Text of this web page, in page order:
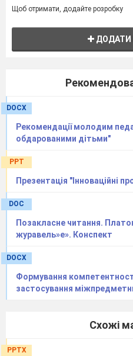
Щоб отримати, додайте розробку
ДОДАТИ
DOCX
Рекомендації молодим
обдарованими дітьми"
PPT
Презентація "Інноваційні
DOC
Позакласне читання.
журавель»е». Конспект
DOCX
Формування
застосування
Схожі
PPTX